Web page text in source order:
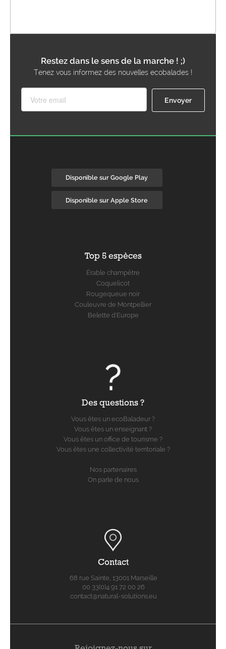
Restez dans le sens de la marche ! ;)
Tenez vous informez des nouvelles ecobalades !
Disponible sur Google Play
Disponible sur Apple Store
Top 5 espèces
Érable champêtre
Coquelicot
Rougequeue noir
Couleuvre de Montpellier
Belette d'Europe
Des questions ?
Vous êtes un ecoBaladeur ?
Vous êtes un enseignant ?
Vous êtes un office de tourisme ?
Vous êtes une collectivité territoriale ?
Nos partenaires
On parle de nous
Contact
68 rue Sainte, 13001 Marseille
00 33(0)4 91 72 00 26
contact@natural-solutions.eu